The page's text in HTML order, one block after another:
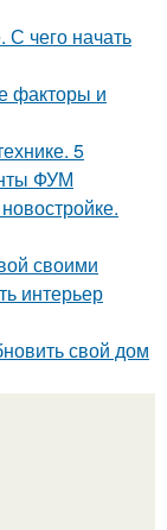
С чего начать
факторы и
5
ФУМ
своими
интерьер
свой дом